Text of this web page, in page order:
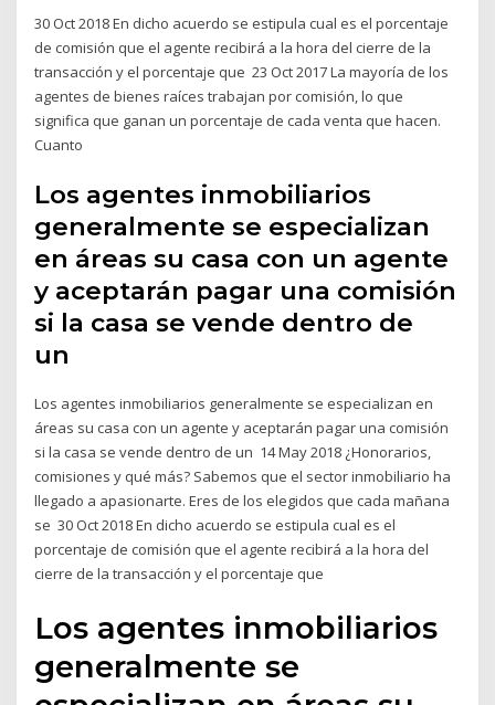
30 Oct 2018 En dicho acuerdo se estipula cual es el porcentaje
de comisión que el agente recibirá a la hora del cierre de la
transacción y el porcentaje que 23 Oct 2017 La mayoría de los
agentes de bienes raíces trabajan por comisión, lo que
significa que ganan un porcentaje de cada venta que hacen.
Cuanto
Los agentes inmobiliarios
generalmente se especializan
en áreas su casa con un agente
y aceptarán pagar una comisión
si la casa se vende dentro de
un
Los agentes inmobiliarios generalmente se especializan en
áreas su casa con un agente y aceptarán pagar una comisión
si la casa se vende dentro de un 14 May 2018 ¿Honorarios,
comisiones y qué más? Sabemos que el sector inmobiliario ha
llegado a apasionarte. Eres de los elegidos que cada mañana
se 30 Oct 2018 En dicho acuerdo se estipula cual es el
porcentaje de comisión que el agente recibirá a la hora del
cierre de la transacción y el porcentaje que
Los agentes inmobiliarios
generalmente se